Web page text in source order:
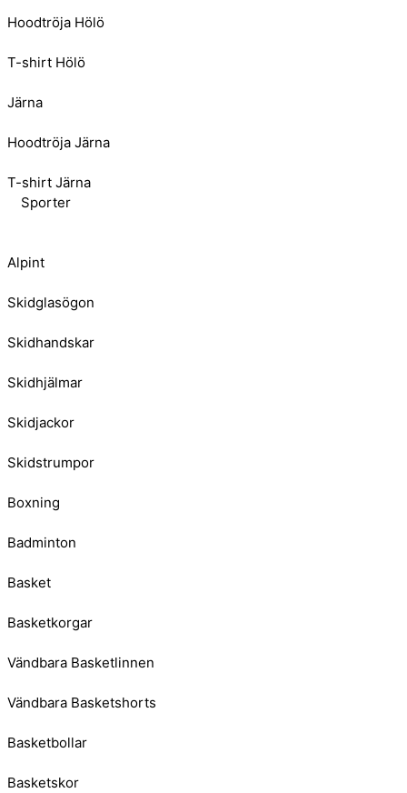
Hoodtröja Hölö
T-shirt Hölö
Järna
Hoodtröja Järna
T-shirt Järna
Sporter
Alpint
Skidglasögon
Skidhandskar
Skidhjälmar
Skidjackor
Skidstrumpor
Boxning
Badminton
Basket
Basketkorgar
Vändbara Basketlinnen
Vändbara Basketshorts
Basketbollar
Basketskor